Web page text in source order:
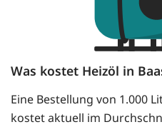
Was kostet Heizöl in
Eine Bestellung von 1.000
kostet aktuell im